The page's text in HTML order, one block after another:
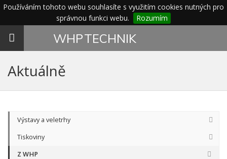
Používáním tohoto webu souhlasíte s využitím cookies nutných pro
správnou funkci webu.
Rozumím
Toggle
WHPTECHNIK
Aktuálně
Výstavy a veletrhy
Tiskoviny
Z WHP